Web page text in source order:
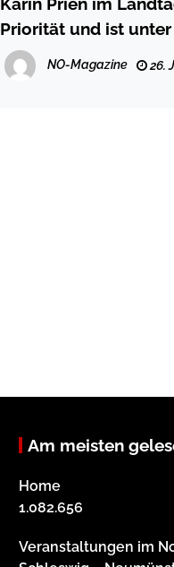
Priorität und ist
verantworten“
NO-Magazine 26.
Am meisten
Home
1.082.656
Veranstaltungen im